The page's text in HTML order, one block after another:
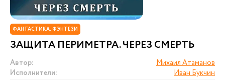
ФАНТАСТИКА. ФЭНТЕЗИ
ЗАЩИТА ПЕРИМЕТРА. ЧЕРЕЗ СМЕРТЬ
Автор:
Михаил Атаманов
Исполнители:
Иван Букчин